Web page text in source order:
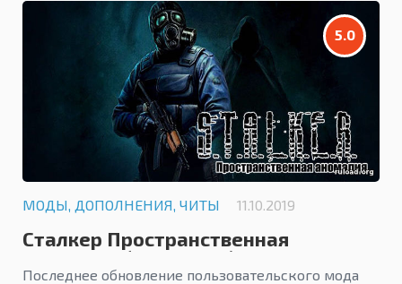
5.0
МОДЫ, ДОПОЛНЕНИЯ, ЧИТЫ 11.10.2019
Сталкер Пространственная
Аномалия (Update 4.1)
Последнее обновление пользовательского мода